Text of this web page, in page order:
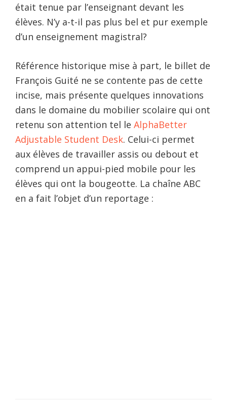
était tenue par l’enseignant devant les
élèves. N’y a-t-il pas plus bel et pur exemple
d’un enseignement magistral?
Référence historique mise à part, le billet de
François Guité ne se contente pas de cette
incise, mais présente quelques innovations
dans le domaine du mobilier scolaire qui ont
retenu son attention tel le AlphaBetter
Adjustable Student Desk. Celui-ci permet
aux élèves de travailler assis ou debout et
comprend un appui-pied mobile pour les
élèves qui ont la bougeotte. La chaîne ABC
en a fait l’objet d’un reportage :